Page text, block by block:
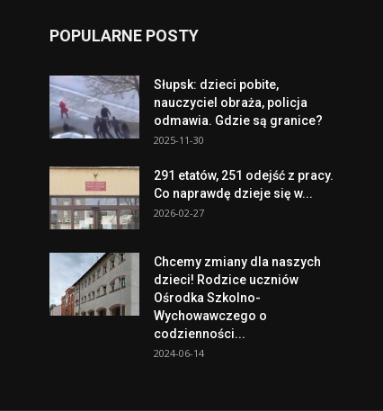
POPULARNE POSTY
Słupsk: dzieci pobite,
nauczyciel obraża, policja
odmawia. Gdzie są granice?
2025-11-30
291 etatów, 251 odejść z pracy.
Co naprawdę dzieje się w...
2026-02-27
Chcemy zmiany dla naszych
dzieci! Rodzice uczniów
Ośrodka Szkolno-
Wychowawczego o
codzienności...
2024-06-14